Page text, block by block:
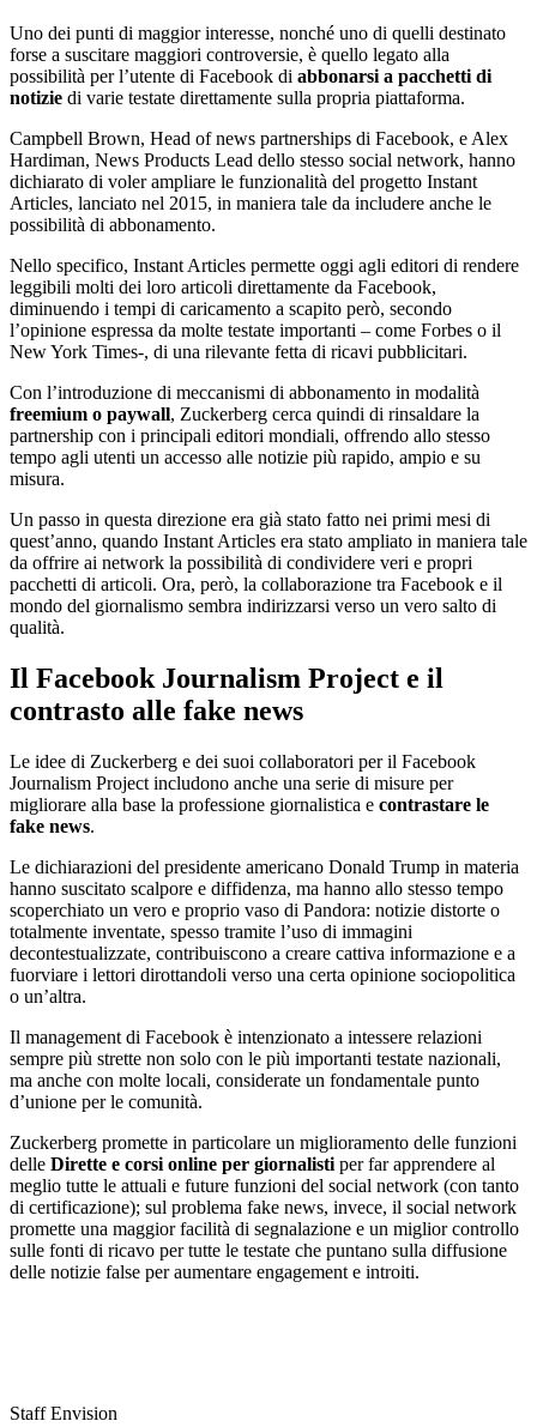
Uno dei punti di maggior interesse, nonché uno di quelli destinato
forse a suscitare maggiori controversie, è quello legato alla
possibilità per l’utente di Facebook di abbonarsi a pacchetti di
notizie di varie testate direttamente sulla propria piattaforma.
Campbell Brown, Head of news partnerships di Facebook, e Alex
Hardiman, News Products Lead dello stesso social network, hanno
dichiarato di voler ampliare le funzionalità del progetto Instant
Articles, lanciato nel 2015, in maniera tale da includere anche le
possibilità di abbonamento.
Nello specifico, Instant Articles permette oggi agli editori di rendere
leggibili molti dei loro articoli direttamente da Facebook,
diminuendo i tempi di caricamento a scapito però, secondo
l’opinione espressa da molte testate importanti – come Forbes o il
New York Times-, di una rilevante fetta di ricavi pubblicitari.
Con l’introduzione di meccanismi di abbonamento in modalità
freemium o paywall, Zuckerberg cerca quindi di rinsaldare la
partnership con i principali editori mondiali, offrendo allo stesso
tempo agli utenti un accesso alle notizie più rapido, ampio e su
misura.
Un passo in questa direzione era già stato fatto nei primi mesi di
quest’anno, quando Instant Articles era stato ampliato in maniera tale
da offrire ai network la possibilità di condividere veri e propri
pacchetti di articoli. Ora, però, la collaborazione tra Facebook e il
mondo del giornalismo sembra indirizzarsi verso un vero salto di
qualità.
Il Facebook Journalism Project e il
contrasto alle fake news
Le idee di Zuckerberg e dei suoi collaboratori per il Facebook
Journalism Project includono anche una serie di misure per
migliorare alla base la professione giornalistica e contrastare le
fake news.
Le dichiarazioni del presidente americano Donald Trump in materia
hanno suscitato scalpore e diffidenza, ma hanno allo stesso tempo
scoperchiato un vero e proprio vaso di Pandora: notizie distorte o
totalmente inventate, spesso tramite l’uso di immagini
decontestualizzate, contribuiscono a creare cattiva informazione e a
fuorviare i lettori dirottandoli verso una certa opinione sociopolitica
o un’altra.
Il management di Facebook è intenzionato a intessere relazioni
sempre più strette non solo con le più importanti testate nazionali,
ma anche con molte locali, considerate un fondamentale punto
d’unione per le comunità.
Zuckerberg promette in particolare un miglioramento delle funzioni
delle Dirette e corsi online per giornalisti per far apprendere al
meglio tutte le attuali e future funzioni del social network (con tanto
di certificazione); sul problema fake news, invece, il social network
promette una maggior facilità di segnalazione e un miglior controllo
sulle fonti di ricavo per tutte le testate che puntano sulla diffusione
delle notizie false per aumentare engagement e introiti.
Staff Envision